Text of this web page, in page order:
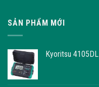
SẢN PHẨM MỚI
Kyoritsu 4105DL